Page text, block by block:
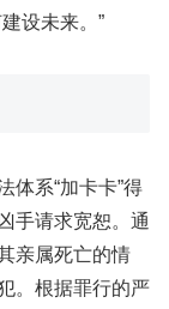
设未来。”
体系“加卡卡”得
手请求宽恕。通
亲属死亡的情
。根据罪行的严